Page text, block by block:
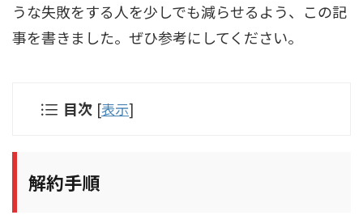
うな失敗をする人を少しでも減らせるよう、この記
事を書きました。ぜひ参考にしてください。
目次 [表示]
解約手順